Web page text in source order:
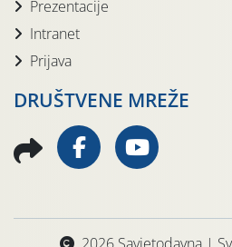
Prezentacije
Intranet
Prijava
DRUŠTVENE MREŽE